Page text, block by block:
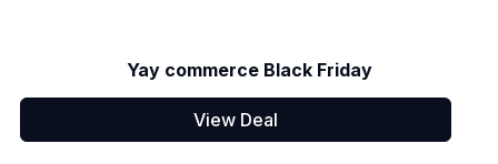
Yay commerce Black Friday
View Deal